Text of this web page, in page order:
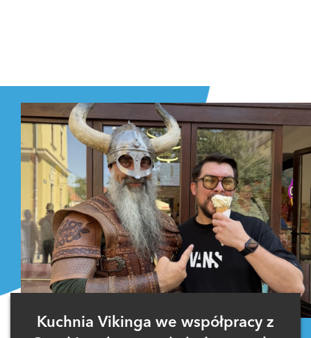
Kuchnia Vikinga we współpracy z